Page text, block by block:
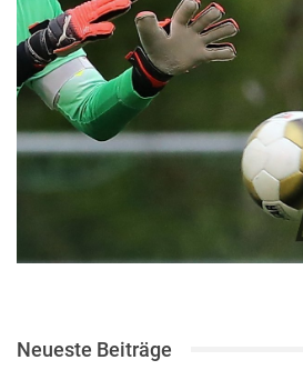
Neueste Beiträge